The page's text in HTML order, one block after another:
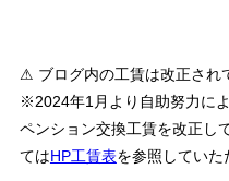
⚠ ブログ内の工賃は改正され
※2024年1月より自助努力に
ペンション交換工賃を改正し
てはHP工賃表を参照していた